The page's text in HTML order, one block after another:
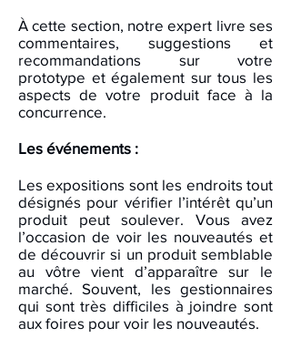
À cette section, notre expert livre ses
commentaires, suggestions et
recommandations sur votre
prototype et également sur tous les
aspects de votre produit face à la
concurrence.
Les événements :
Les expositions sont les endroits tout
désignés pour vérifier l’intérêt qu’un
produit peut soulever. Vous avez
l’occasion de voir les nouveautés et
de découvrir si un produit semblable
au vôtre vient d’apparaître sur le
marché. Souvent, les gestionnaires
qui sont très difficiles à joindre sont
aux foires pour voir les nouveautés.